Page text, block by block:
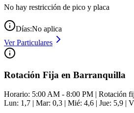
No hay restricción de pico y placa
Días:No aplica
VerParticulares
Rotación Fija en Barranquilla
Horario: 5:00 AM - 8:00 PM | Rotación
Lun: 1,7 | Mar: 0,3 | Mié: 4,6 | Jue: 5,9 |